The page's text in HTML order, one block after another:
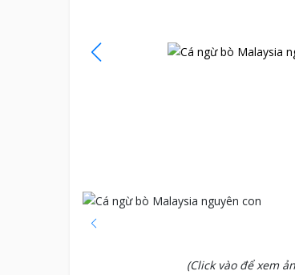
(Click vào để xem